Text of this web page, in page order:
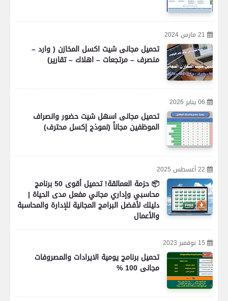
21 مارس 2024
تحميل مجانى شيت اكسل المخازن ( وارد –
منصرف – مرتجعات – اهلاك – تقارير)
06 يناير 2026
تحميل مجانى اسهل شيت حضور وانصراف
الموظفين مجاناً (نموذج إكسل محترف)
22 أغسطس 2025
📦 حزمة العمالقة! تحميل أقوى 50 برنامج
محاسبي وإداري مجاني مفعل مدى الحياة |
دليلك لأفضل البرامج المجانية للإدارة والمحاسبة
والأعمال
15 نوفمبر 2023
تحميل برنامج يومية الايرادات والمصروفات
مجانى 100 %